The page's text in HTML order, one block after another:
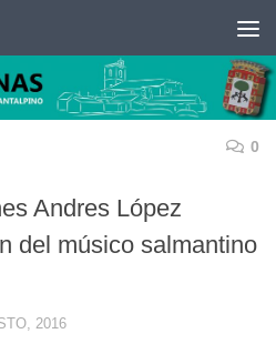
0
Andres López
del músico salmantino
2016